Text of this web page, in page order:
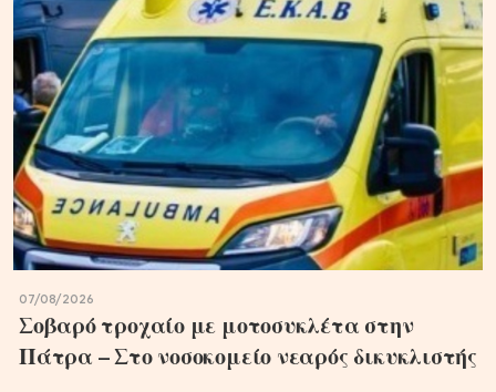
07/08/2026
Σοβαρό τροχαίο με μοτοσυκλέτα στην
Πάτρα – Στο νοσοκομείο νεαρός δικυκλιστής